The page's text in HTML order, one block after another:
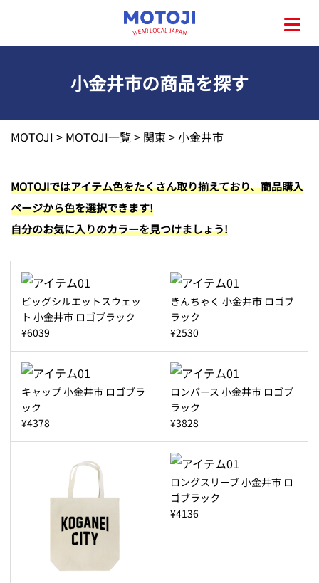
HOME
地元一覧
お問い合わせ
小金井市の商品を探す
MOTOJI > MOTOJI一覧> 関東 >小金井市
MOTOJIではアイテム色をたくさん取り揃えており、商品購入
ページから色を選択できます!
自分のお気に入りのカラーを見つけましょう!
ビッグシルエットスウェッ
ト 小金井市 ロゴブラック
¥6039
きんちゃく 小金井市 ロゴブ
ラック
¥2530
キャップ 小金井市 ロゴブラ
ック
¥4378
ロンパース 小金井市 ロゴブ
ラック
¥3828
ロングスリーブ 小金井市 ロ
ゴブラック
¥4136